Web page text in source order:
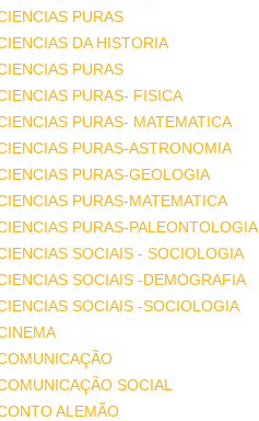
PURAS
DA HISTORIA
PURAS
PURAS- FISICA
PURAS- MATEMATICA
PURAS-ASTRONOMIA
PURAS-GEOLOGIA
PURAS-MATEMATICA
PURAS-PALEONTOLOGIA
SOCIAIS - SOCIOLOGIA
SOCIAIS -DEMOGRAFIA
SOCIAIS -SOCIOLOGIA
SOCIAL
ALEMÃO